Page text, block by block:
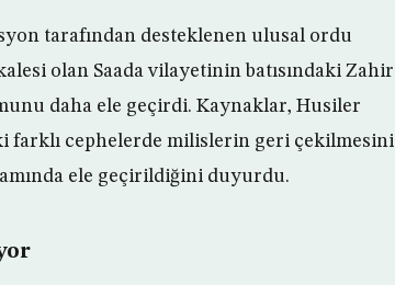
tarafından desteklenen ulusal ordu
olan Saada vilayetinin batısındaki Zahir
daha ele geçirdi. Kaynaklar, Husiler
farklı cephelerde milislerin geri çekilmesini
ele geçirildiğini duyurdu.